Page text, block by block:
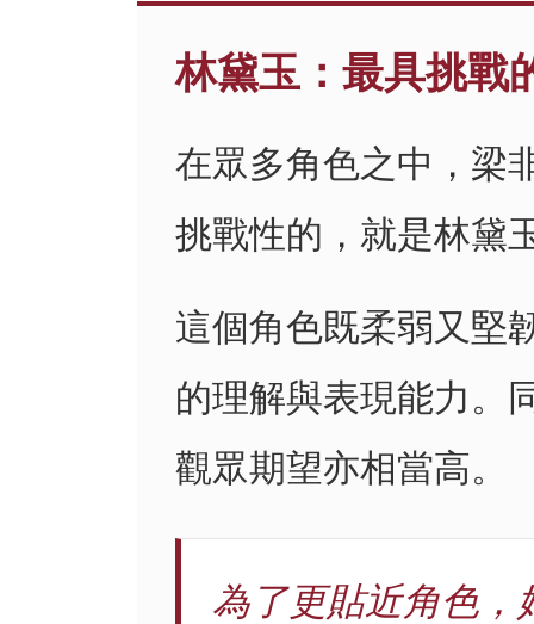
林黛玉：最具挑戰
在眾多角色之中，梁
挑戰性的，就是林黛
這個角色既柔弱又堅
的理解與表現能力。
觀眾期望亦相當高。
為了更貼近角色，